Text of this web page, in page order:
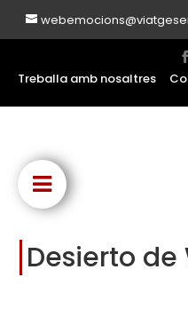
Treballa amb nosaltres
Desierto de